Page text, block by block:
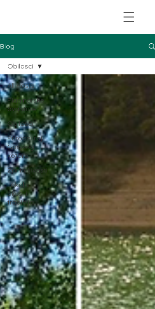
Blog
All Posts
Planinarske
avanture
Obilasci
Prirodni raj
Gorskog
kotara
Zanimljivosti
Lokalni
okusi i
tradicija
Obilasci